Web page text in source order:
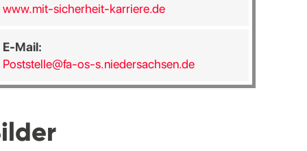
www.mit-sicherheit-karriere.de
E-Mail:
Poststelle@fa-os-s.niedersachsen.de